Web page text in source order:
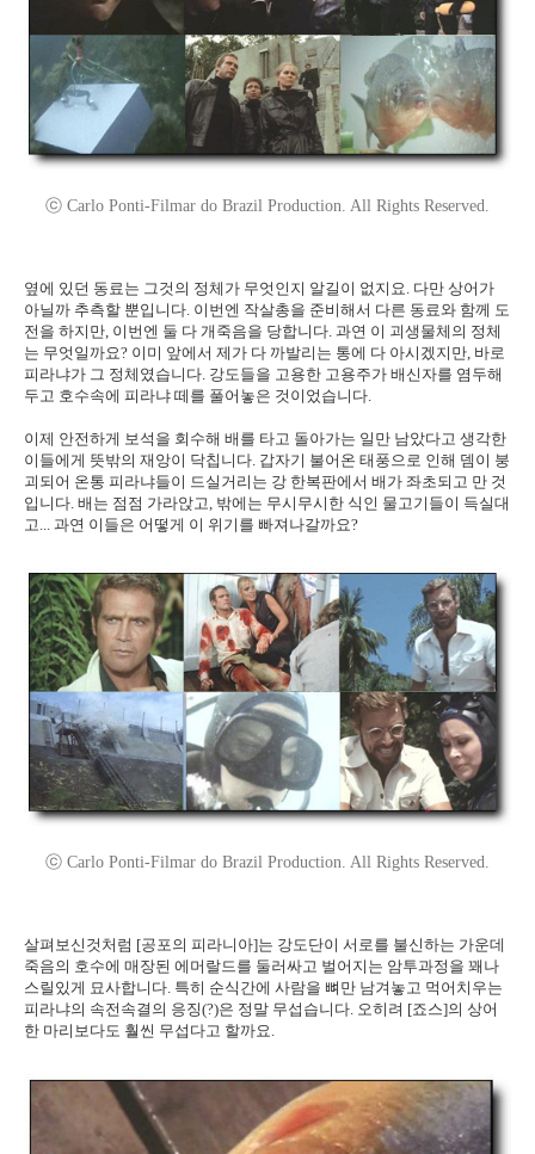
ⓒ Carlo Ponti-Filmar do Brazil Production. All Rights Reserved.
옆에 있던 동료는 그것의 정체가 무엇인지 알길이 없지요. 다만 상어가
아닐까 추측할 뿐입니다. 이번엔 작살총을 준비해서 다른 동료와 함께 도
전을 하지만, 이번엔 둘 다 개죽음을 당합니다. 과연 이 괴생물체의 정체
는 무엇일까요? 이미 앞에서 제가 다 까발리는 통에 다 아시겠지만, 바로
피라냐가 그 정체였습니다. 강도들을 고용한 고용주가 배신자를 염두해
두고 호수속에 피라냐 떼를 풀어놓은 것이었습니다.
이제 안전하게 보석을 회수해 배를 타고 돌아가는 일만 남았다고 생각한
이들에게 뜻밖의 재앙이 닥칩니다. 갑자기 불어온 태풍으로 인해 뎀이 붕
괴되어 온통 피라냐들이 드실거리는 강 한복판에서 배가 좌초되고 만 것
입니다. 배는 점점 가라앉고, 밖에는 무시무시한 식인 물고기들이 득실대
고... 과연 이들은 어떻게 이 위기를 빠져나갈까요?
ⓒ Carlo Ponti-Filmar do Brazil Production. All Rights Reserved.
살펴보신것처럼 [공포의 피라니아]는 강도단이 서로를 불신하는 가운데
죽음의 호수에 매장된 에머랄드를 둘러싸고 벌어지는 암투과정을 꽤나
스릴있게 묘사합니다. 특히 순식간에 사람을 뼈만 남겨놓고 먹어치우는
피라냐의 속전속결의 응징(?)은 정말 무섭습니다. 오히려 [죠스]의 상어
한 마리보다도 훨씬 무섭다고 할까요.